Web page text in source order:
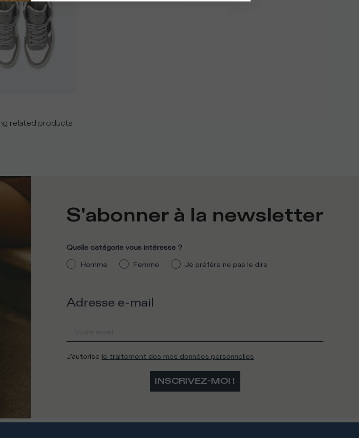
related products
S'abonner à la newsletter
Quelle catégorie vous intéresse ?
Homme
Femme Je préfère ne pas le dire
Adresse e-mail
J'autorise le traitement des mes données personnelles
INSCRIVEZ-MOI !